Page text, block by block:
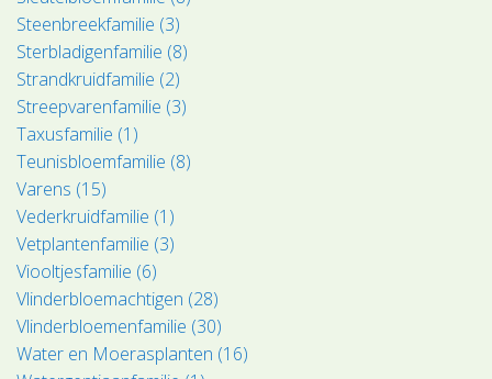
Steenbreekfamilie (3)
Sterbladigenfamilie (8)
Strandkruidfamilie (2)
Streepvarenfamilie (3)
Taxusfamilie (1)
Teunisbloemfamilie (8)
Varens (15)
Vederkruidfamilie (1)
Vetplantenfamilie (3)
Viooltjesfamilie (6)
Vlinderbloemachtigen (28)
Vlinderbloemenfamilie (30)
Water en Moerasplanten (16)